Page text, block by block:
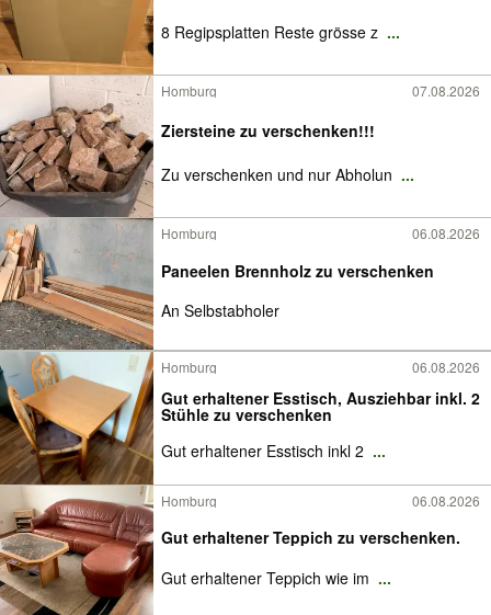
8 Regipsplatten Reste grösse z ...
Homburg 07.08.2026
Ziersteine zu verschenken!!!
Zu verschenken und nur Abholun ...
Homburg 06.08.2026
Paneelen Brennholz zu verschenken
An Selbstabholer
Homburg 06.08.2026
Gut erhaltener Esstisch, Ausziehbar inkl. 2
Stühle zu verschenken
Gut erhaltener Esstisch inkl 2 ...
Homburg 06.08.2026
Gut erhaltener Teppich zu verschenken.
Gut erhaltener Teppich wie im ...